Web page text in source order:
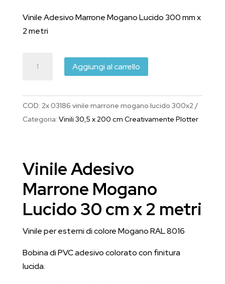
Vinile Adesivo Marrone Mogano Lucido 300 mm x
2 metri
2
metri
quantità
Aggiungi al carrello
COD: 2x 03186 vinile marrone mogano lucido 300x2
Categoria: Vinili 30,5 x 200 cm Creativamente Plotter
Vinile Adesivo
Marrone Mogano
Lucido 30 cm x 2 metri
Vinile per esterni di colore Mogano RAL 8016
Bobina di PVC adesivo colorato con finitura
lucida.